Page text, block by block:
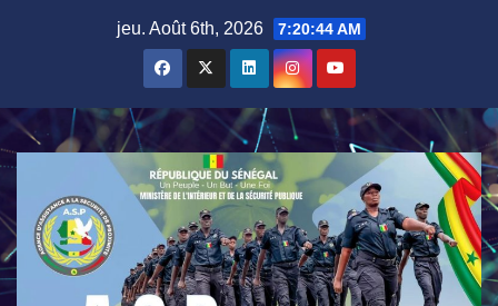
jeu. Août 6th, 2026 7:20:44 AM